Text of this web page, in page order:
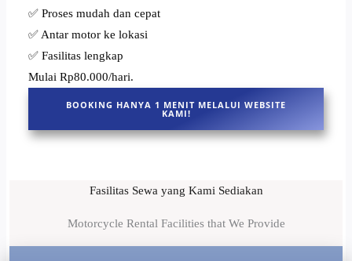
✅ Proses mudah dan cepat
✅ Antar motor ke lokasi
✅ Fasilitas lengkap
Mulai Rp80.000/hari.
BOOKING HANYA 1 MENIT MELALUI WEBSITE
KAMI!
Fasilitas Sewa yang Kami Sediakan
Motorcycle Rental Facilities that We Provide